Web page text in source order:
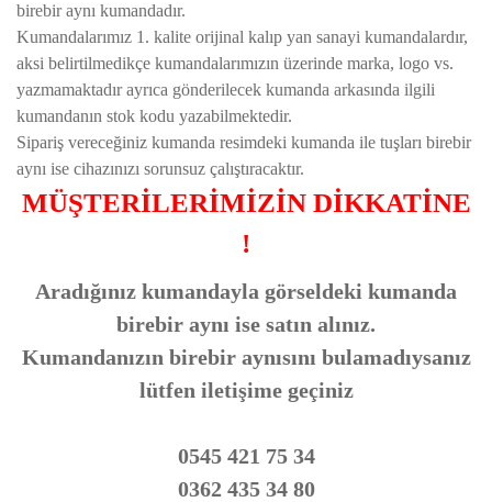
birebir aynı kumandadır.
Kumandalarımız 1. kalite orijinal kalıp yan sanayi kumandalardır,
aksi belirtilmedikçe kumandalarımızın üzerinde marka, logo vs.
yazmamaktadır ayrıca gönderilecek kumanda arkasında ilgili
kumandanın stok kodu yazabilmektedir.
Sipariş vereceğiniz kumanda resimdeki kumanda ile tuşları birebir
aynı ise cihazınızı sorunsuz çalıştıracaktır.
MÜŞTERİLERİMİZİN DİKKATİNE
!
Aradığınız kumandayla görseldeki kumanda
birebir aynı ise satın alınız.
Kumandanızın birebir aynısını bulamadıysanız
lütfen iletişime geçiniz
0545 421 75 34
0362 435 34 80